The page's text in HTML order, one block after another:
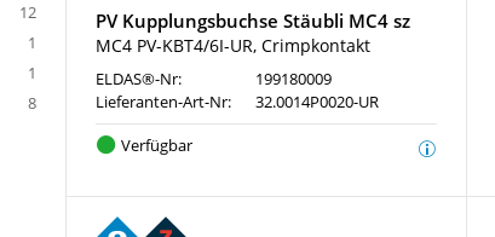
12
1
1
8
PV Kupplungsbuchse Stäubli MC4 sz
MC4 PV-KBT4/6I-UR, Crimpkontakt
ELDAS®-Nr:
199180009
Lieferanten-Art-Nr:
32.0014P0020-UR
Verfügbar